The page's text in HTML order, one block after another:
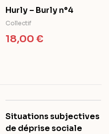
Hurly – Burly n°4
Collectif
18,00 €
Situations subjectives
de déprise sociale